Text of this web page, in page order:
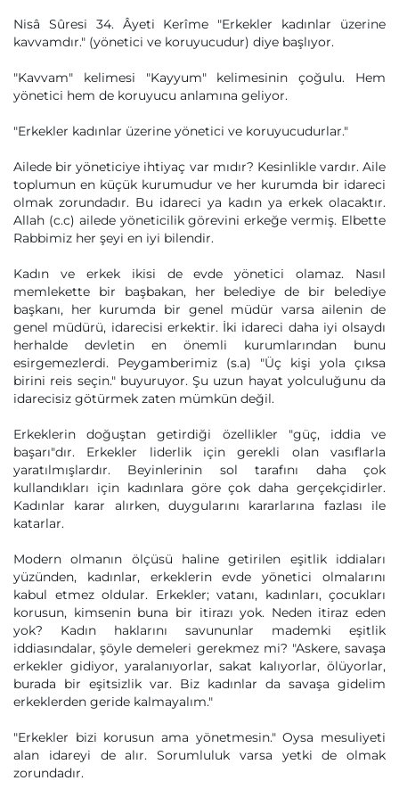
Nisâ Sûresi 34. Âyeti Kerîme "Erkekler kadınlar üzerine
kavvamdır." (yönetici ve koruyucudur) diye başlıyor.
"Kavvam" kelimesi "Kayyum" kelimesinin çoğulu. Hem
yönetici hem de koruyucu anlamına geliyor.
"Erkekler kadınlar üzerine yönetici ve koruyucudurlar."
Ailede bir yöneticiye ihtiyaç var mıdır? Kesinlikle vardır. Aile
toplumun en küçük kurumudur ve her kurumda bir idareci
olmak zorundadır. Bu idareci ya kadın ya erkek olacaktır.
Allah (c.c) ailede yöneticilik görevini erkeğe vermiş. Elbette
Rabbimiz her şeyi en iyi bilendir.
Kadın ve erkek ikisi de evde yönetici olamaz. Nasıl
memlekette bir başbakan, her belediye de bir belediye
başkanı, her kurumda bir genel müdür varsa ailenin de
genel müdürü, idarecisi erkektir. İki idareci daha iyi olsaydı
herhalde devletin en önemli kurumlarından bunu
esirgemezlerdi. Peygamberimiz (s.a) "Üç kişi yola çıksa
birini reis seçin." buyuruyor. Şu uzun hayat yolculuğunu da
idarecisiz götürmek zaten mümkün değil.
Erkeklerin doğuştan getirdiği özellikler "güç, iddia ve
başarı"dır. Erkekler liderlik için gerekli olan vasıflarla
yaratılmışlardır. Beyinlerinin sol tarafını daha çok
kullandıkları için kadınlara göre çok daha gerçekçidirler.
Kadınlar karar alırken, duygularını kararlarına fazlası ile
katarlar.
Modern olmanın ölçüsü haline getirilen eşitlik iddiaları
yüzünden, kadınlar, erkeklerin evde yönetici olmalarını
kabul etmez oldular. Erkekler; vatanı, kadınları, çocukları
korusun, kimsenin buna bir itirazı yok. Neden itiraz eden
yok? Kadın haklarını savununlar mademki eşitlik
iddiasındalar, şöyle demeleri gerekmez mi? "Askere, savaşa
erkekler gidiyor, yaralanıyorlar, sakat kalıyorlar, ölüyorlar,
burada bir eşitsizlik var. Biz kadınlar da savaşa gidelim
erkeklerden geride kalmayalım."
"Erkekler bizi korusun ama yönetmesin." Oysa mesuliyeti
alan idareyi de alır. Sorumluluk varsa yetki de olmak
zorundadır.